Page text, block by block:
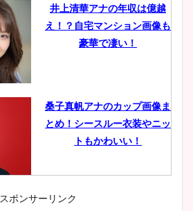
井上清華アナの年収は億越
え！？自宅マンション画像も
豪華で凄い！
桑子真帆アナのカップ画像ま
とめ！シースルー衣装やニッ
トもかわいい！
小室瑛莉子のカップ画像まと
スポンサーリンク